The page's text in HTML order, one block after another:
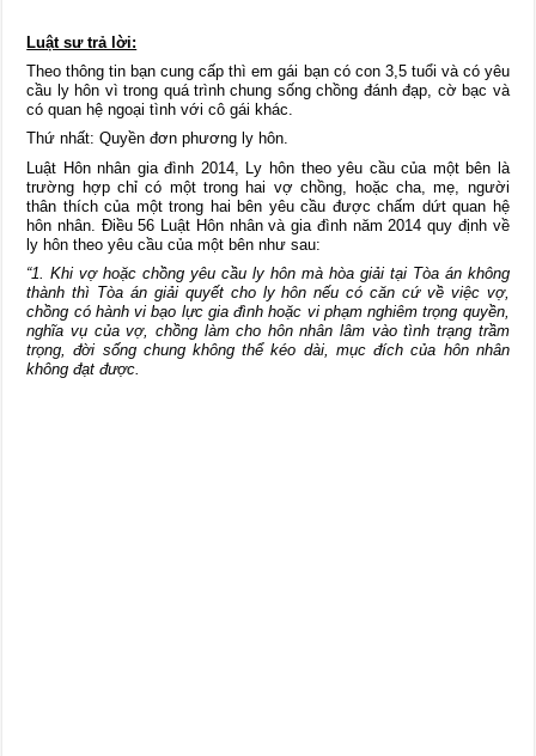
Luật sư trả lời:
Theo thông tin bạn cung cấp thì em gái bạn có con 3,5 tuổi và có yêu
cầu ly hôn vì trong quá trình chung sống chồng đánh đạp, cờ bạc và
có quan hệ ngoại tình với cô gái khác.
Thứ nhất: Quyền đơn phương ly hôn.
Luật Hôn nhân gia đình 2014, Ly hôn theo yêu cầu của một bên là
trường hợp chỉ có một trong hai vợ chồng, hoặc cha, mẹ, người
thân thích của một trong hai bên yêu cầu được chấm dứt quan hệ
hôn nhân. Điều 56 Luật Hôn nhân và gia đình năm 2014 quy định về
ly hôn theo yêu cầu của một bên như sau:
“1. Khi vợ hoặc chồng yêu cầu ly hôn mà hòa giải tại Tòa án không
thành thì Tòa án giải quyết cho ly hôn nếu có căn cứ về việc vợ,
chồng có hành vi bạo lực gia đình hoặc vi phạm nghiêm trọng quyền,
nghĩa vụ của vợ, chồng làm cho hôn nhân lâm vào tình trạng trầm
trọng, đời sống chung không thể kéo dài, mục đích của hôn nhân
không đạt được.